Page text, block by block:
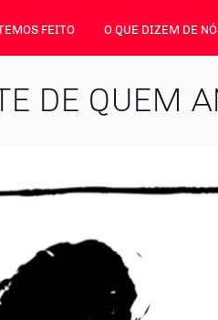
FEITO O QUE DIZEM DE
DE QUEM